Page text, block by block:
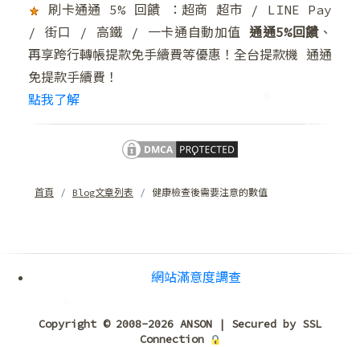
刷卡通通 5% 回饋 ：超商 超市 / LINE Pay
/ 街口 / 高鐵 / 一卡通自動加值通通5%回饋 、
再享跨行轉帳提款免手續費等優惠！全台提款機 通通
免提款手續費！
點我了解
首頁 Blog文章列表 健康檢查後需要注意的數值
網站滿意度調查
Copyright © 2008-2026 ANSON | Secured by SSL
Connection
❄
❆